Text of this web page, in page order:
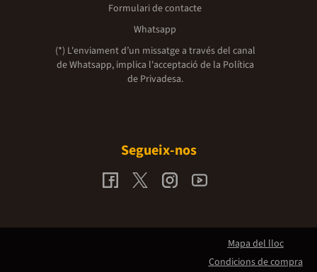
Formulari de contacte
Whatsapp
(*) L'enviament d’un missatge a través del canal
de Whatsapp, implica l'acceptació de la Política
de Privadesa.
Segueix-nos
Mapa del lloc
Condicions de compra